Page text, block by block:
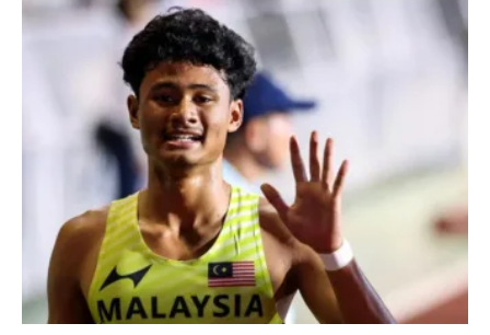
Hipotesisnya, lebih banyak otot dihasilkan, lebih tinggi
tahap metabolisme dalam tubuh. Apabila metabolisme
tinggi, maka lebih banyak kalori dan lemak boleh dibakar.
Justeru itu, latihan CrossFit adalah langkah bijak untuk
membina otot dan sekali gus menurunkan berat badan
dengan lebih ideal”.
SENAMAN KEKUATAN DAN KARDIOVASKULAR